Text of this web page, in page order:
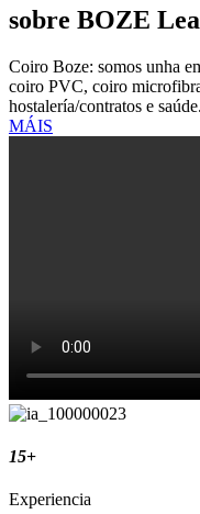
sobre BOZE
Coiro Boze: somos unha
coiro PVC, coiro
hostalería/contratos e
MÁIS
15+
Experiencia